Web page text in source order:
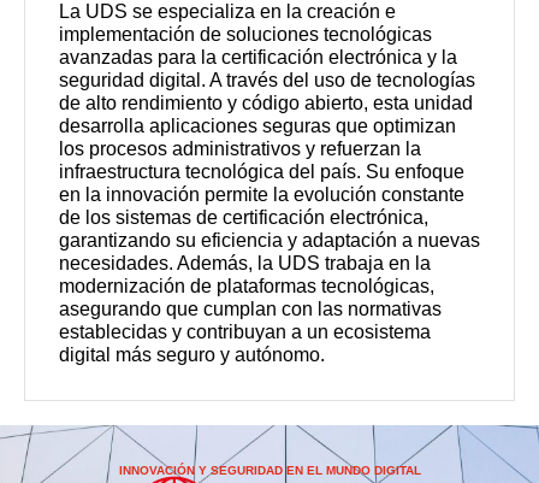
La UDS se especializa en la creación e
implementación de soluciones tecnológicas
avanzadas para la certificación electrónica y la
seguridad digital. A través del uso de tecnologías
de alto rendimiento y código abierto, esta unidad
desarrolla aplicaciones seguras que optimizan
los procesos administrativos y refuerzan la
infraestructura tecnológica del país. Su enfoque
en la innovación permite la evolución constante
de los sistemas de certificación electrónica,
garantizando su eficiencia y adaptación a nuevas
necesidades. Además, la UDS trabaja en la
modernización de plataformas tecnológicas,
asegurando que cumplan con las normativas
establecidas y contribuyan a un ecosistema
digital más seguro y autónomo.
INNOVACIÓN Y SEGURIDAD EN EL MUNDO DIGITAL